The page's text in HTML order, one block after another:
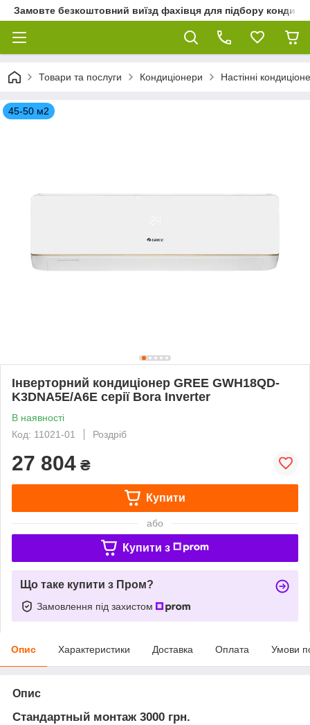
Замовте безкоштовний виїзд фахівця для підбору
Товари та послуги Кондиціонери Настінні
45-50 м2
Інверторний кондиціонер GREE GWH18QD-
K3DNA5E/A6E серії Bora Inverter
В наявності
Код: 11021-01
Роздріб
27 804 ₴
Купити
або
Купити з
Що таке купити з Пром?
Замовлення під захистом
Опис Характеристики Доставка Оплата Умови
Опис
Стандартный монтаж 3000 грн.